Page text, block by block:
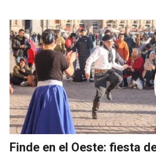
Finde en el Oeste: fiesta